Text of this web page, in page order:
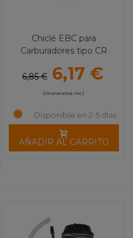
Chiclé EBC para
Carburadores tipo CR
6,85 € 6,17 €
(impuestos inc.)
Disponible en 2-5 días
AÑADIR AL CARRITO